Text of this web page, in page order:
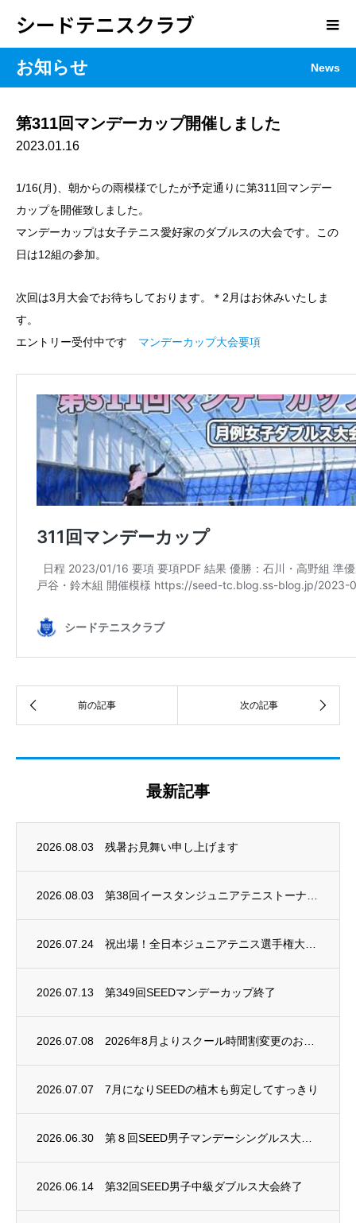
シードテニスクラブ
お知らせ News
第311回マンデーカップ開催しました
2023.01.16
1/16(月)、朝からの雨模様でしたが予定通りに第311回マンデー
カップを開催致しました。
マンデーカップは女子テニス愛好家のダブルスの大会です。
この
日は12組の参加。
次回は3月大会でお待ちしております。＊2月はお休みいたしま
す。
エントリー受付中です マンデーカップ大会要項
最新記事
2026.08.03 残暑お見舞い申し上げます
2026.08.03
2026.07.24
2026.07.13 第349回SEEDマンデーカップ終了
2026.07.08
2026.07.07 7月になりSEEDの植木も剪定してすっきり
2026.06.30
2026.06.14 第32回SEED男子中級ダブルス大会終了